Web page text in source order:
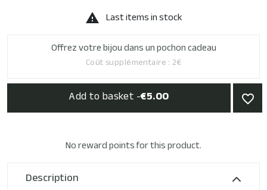
 Last items in stock
Offrez votre bijou dans un pochon cadeau
Coût supplémentaire : 2€
Add to basket -€5.00 favorite_border
No reward points for this product.
Description